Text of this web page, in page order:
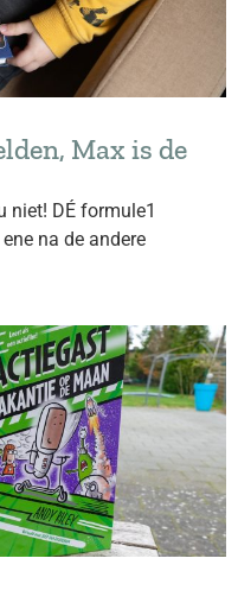
Max is de
niet! DÉ formule1
na de andere